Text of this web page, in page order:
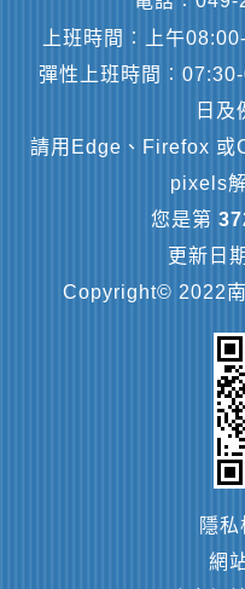
上班時間︰上午
彈性上班時間
日及
請用Edge、Firefox 或
pixels
您是第
更新日期
Copyright© 2022
隱
網